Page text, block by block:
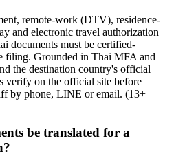
remote-work (DTV), residence-
and electronic travel authorization
documents must be certified-
filing. Grounded in Thai MFA and
the destination country's official
verify on the official site before
by phone, LINE or email. (13+
be translated for a